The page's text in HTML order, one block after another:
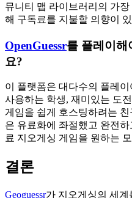
뮤니티 맵 라이브러리의 가
해 구독료를 지불할 의향이
OpenGuessr를 플레이해
요?
이 플랫폼은 대다수의 플레
사용하는 학생, 재미있는 도
게임을 쉽게 호스팅하려는
은 유료화에 좌절했고 완전
료 지오게싱 게임을 원하는
결론
Geoguessr가 지오게싱의 세계